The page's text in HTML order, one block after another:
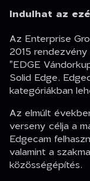
Indulhat az
Az Enterprise
2015
"EDGE
Solid Edge,
kategóriákban
Az elmúlt
verseny célja a
Edgecam
valamint a
közösségépítés.